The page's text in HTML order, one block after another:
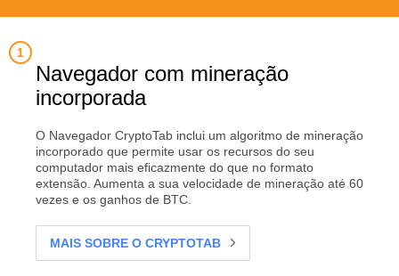
Navegador com mineração
incorporada
O Navegador CryptoTab inclui um algoritmo de mineração
incorporado que permite usar os recursos do seu
computador mais eficazmente do que no formato
extensão. Aumenta a sua velocidade de mineração até 60
vezes e os ganhos de BTC.
MAIS SOBRE O CRYPTOTAB